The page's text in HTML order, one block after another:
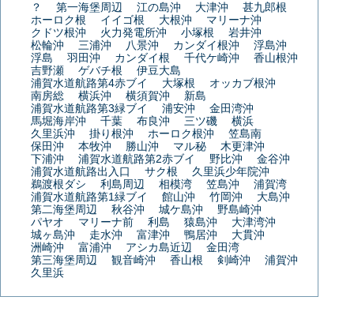
？ 第一海堡周辺 江の島沖 大津沖
甚九郎根
ホーロク根
イイゴ根 大根沖
マリーナ沖
クドツ根沖
火力発電所沖 小塚根
岩井沖
松輪沖
三浦沖 八景沖 カンダイ根沖
浮島沖
浮島
羽田沖 カンダイ根 千代ケ崎沖
香山根沖
吉野瀬
ゲバチ根
伊豆大島
浦賀水道航路第4赤ブイ
大塚根
オッカブ根沖
南房総
横浜沖 横須賀沖
新島
浦賀水道航路第3緑ブイ
浦安沖
金田湾沖
馬堀海岸沖
千葉 布良沖 三ツ磯
横浜
久里浜沖
掛り根沖 ホーロク根沖
笠島南
保田沖
本牧沖 勝山沖 マル秘
木更津沖
下浦沖
浦賀水道航路第2赤ブイ 野比沖
金谷沖
浦賀水道航路出入口
サク根
久里浜少年院沖
鵜渡根ダシ
利島周辺 相模湾 笠島沖
浦賀湾
浦賀水道航路第1緑ブイ
館山沖 竹岡沖
大島沖
第二海堡周辺
秋谷沖 城ケ島沖
野島崎沖
パヤオ
マリーナ前 利島 猿島沖
大津湾沖
城ヶ島沖
走水沖 富津沖 鴨居沖
大貫沖
洲崎沖
富浦沖 アシカ島近辺
金田湾
第三海堡周辺
観音崎沖 香山根 剣崎沖
浦賀沖
久里浜